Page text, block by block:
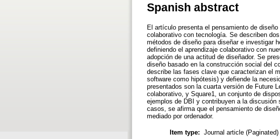
Spanish abstract
El artículo presenta el pensamiento de
colaborativo con tecnología. Se describen
métodos de diseño para diseñar e investigar
definiendo el aprendizaje colaborativo con
adopción de una actitud de diseñador. Se
diseño basado en la construcción social del
describe las fases clave que caracterizan el
software como hipótesis) y defiende la
presentados son la cuarta versión de Future
colaborativo, y Square1, un conjunto de
ejemplos de DBI y contribuyen a la
casos, se afirma que el pensamiento de
mediado por ordenador.
Item type: Journal article (Paginated)